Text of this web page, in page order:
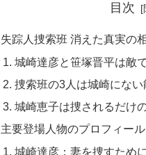
目次
失踪人捜索班 消えた真実の
城崎達彦と笹塚晋平は敵
捜索班の3人は城崎にな
城崎恵子は捜されるだけ
主要登場人物のプロフィー
城崎達彦：妻を捜すため